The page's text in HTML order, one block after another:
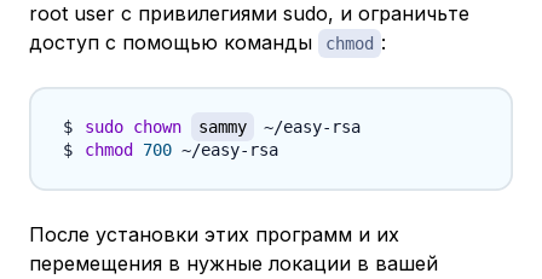
root user с привилегиями sudo, и ограничьте
доступ с помощью команды
chmod :
sudo chown sammy
chmod
700
После установки этих программ и их
перемещения в нужные локации в вашей